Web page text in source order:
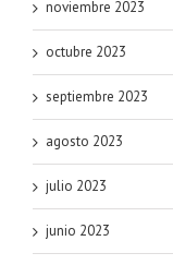
noviembre 2023
octubre 2023
septiembre 2023
agosto 2023
julio 2023
junio 2023